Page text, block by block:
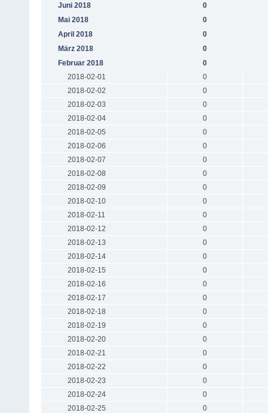
Juni 2018
0
Mai 2018
0
April 2018
0
März 2018
0
Februar 2018
0
2018-02-01
0
2018-02-02
0
2018-02-03
0
2018-02-04
0
2018-02-05
0
2018-02-06
0
2018-02-07
0
2018-02-08
0
2018-02-09
0
2018-02-10
0
2018-02-11
0
2018-02-12
0
2018-02-13
0
2018-02-14
0
2018-02-15
0
2018-02-16
0
2018-02-17
0
2018-02-18
0
2018-02-19
0
2018-02-20
0
2018-02-21
0
2018-02-22
0
2018-02-23
0
2018-02-24
0
2018-02-25
0